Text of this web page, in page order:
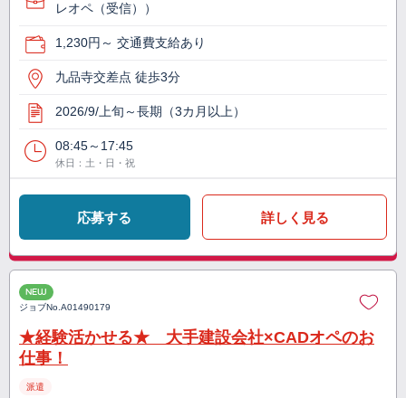
レオペ（受信））
1,230円～ 交通費支給あり
九品寺交差点 徒歩3分
2026/9/上旬～長期（3カ月以上）
08:45～17:45
休日：土・日・祝
応募する 詳しく見る
NEW
ジョブNo.A01490179
★経験活かせる★ 大手建設会社×CADオペのお
仕事！
派遣